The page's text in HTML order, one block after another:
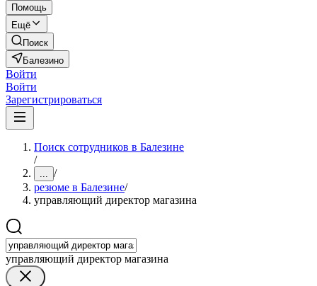
Помощь
Ещё
Поиск
Балезино
Войти
Войти
Зарегистрироваться
Поиск сотрудников в Балезине
/
... /
резюме в Балезине/
управляющий директор магазина
управляющий директор магазина